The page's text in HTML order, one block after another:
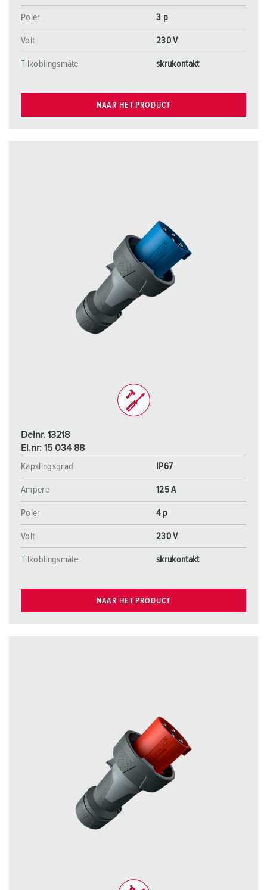
Poler 3 p
Volt 230 V
Tilkoblingsmåte skrukontakt
NAAR HET PRODUCT
Delnr. 13218
El.nr: 15 034 88
Kapslingsgrad
IP67
Ampere 125 A
Poler 4 p
Volt 230 V
Tilkoblingsmåte skrukontakt
NAAR HET PRODUCT